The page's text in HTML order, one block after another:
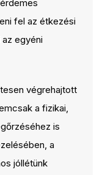
fel az étkezési
egyéni
végrehajtott
a fizikai,
is
a
jóllétünk